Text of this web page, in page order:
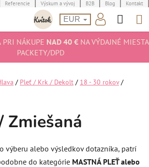
Referencie Výskum a vývoj B2B Blog Kontakt
EUR
PRI NÁKUPE NAD 40 €NA VÝDAJNÉ MIESTA
PACKETY/DPD
/ Pleť / Krk / Dekolt / 18 - 30 rokov /
Zmiešaná
výberu alebo výsledkov dotazníka, patrí
do kategórie MASTNÁ PLEŤ alebo